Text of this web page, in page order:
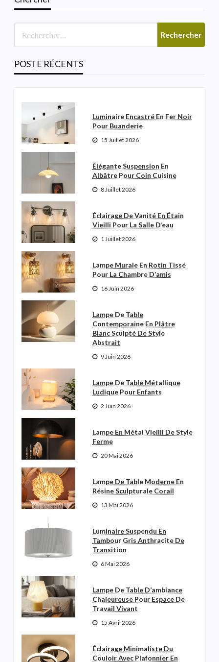
POSTE RÉCENTS
SALLE DE BAINS
Lumière De Vanité Moderne
Italienne Pour La Salle De
Poudre
Robinette N Garceau
Luminaire Encastré En Fer Noir
Pour Buanderie
15 Juillet 2026
Élégante Suspension En
Albâtre Pour Coin Cuisine
8 Juillet 2026
Éclairage De Vanité En Étain
Vieilli Pour La Salle D’eau
1 Juillet 2026
Lampe Murale En Rotin Tissé
Pour La Chambre D’amis
16 Juin 2026
Lampe De Table
Contemporaine En Plâtre
Blanc Sculpté De Style
Abstrait
9 Juin 2026
Lampe De Table Métallique
Ludique Pour Enfants
2 Juin 2026
Lampe En Métal Vieilli De Style
Ferme
20 Mai 2026
Lampe De Table Moderne En
Résine Sculpturale Corail
13 Mai 2026
Luminaire Suspendu En
Tambour Gris Anthracite De
Transition
6 Mai 2026
Lampe De Table D’ambiance
Chaleureuse Pour Espace De
Travail Vivant
15 Avril 2026
Éclairage Minimaliste Du
Couloir Avec Plafonnier En